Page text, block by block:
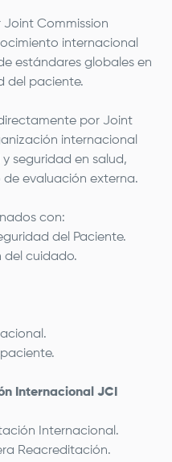
Commission
internacional
estándares globales en
del paciente.
por Joint
internacional
seguridad en salud,
evaluación externa.
con:
del Paciente.
del cuidado.
Internacional JCI
Internacional.
Reacreditación.